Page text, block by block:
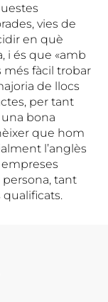
vies de
en què
i és que «amb
més fàcil trobar
de llocs
per tant
una bona
que hom
l’anglès
persona, tant